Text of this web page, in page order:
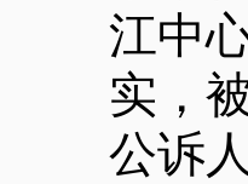
江中
实，
公诉